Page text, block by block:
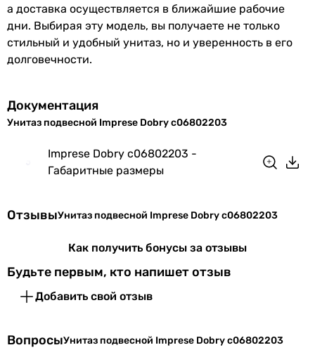
а доставка осуществляется в ближайшие рабочие
дни. Выбирая эту модель, вы получаете не только
стильный и удобный унитаз, но и уверенность в его
долговечности.
Документация
Унитаз подвесной Imprese Dobry c06802203
Imprese Dobry c06802203 -
Габаритные размеры
ОтзывыУнитаз подвесной Imprese Dobry c06802203
Как получить бонусы за отзывы
Будьте первым, кто напишет отзыв
Добавить свой отзыв
ВопросыУнитаз подвесной Imprese Dobry c06802203